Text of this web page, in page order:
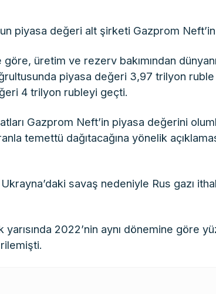
piyasa değeri alt şirketi Gazprom
üretim ve rezerv bakımından
piyasa değeri 3,97 trilyon
4 trilyon rubleyi geçti.
Gazprom Neft’in piyasa değerini
temettü dağıtacağına yönelik
savaş nedeniyle Rus gazı
yarısında 2022’nin aynı dönemine